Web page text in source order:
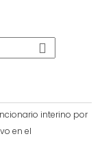
interino por
en el